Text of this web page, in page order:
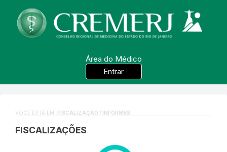
Área do Médico
Entrar
VOCÊ ESTÁ EM: FISCALIZAÇÃO / INFORMES
FISCALIZAÇÕES